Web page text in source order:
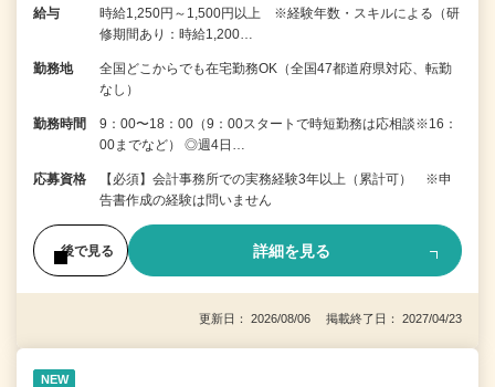
給与
時給1,250円～1,500円以上 ※経験年数・スキルによる（研
修期間あり：時給1,200…
勤務地
全国どこからでも在宅勤務OK（全国47都道府県対応、転勤
なし）
勤務時間
9：00〜18：00（9：00スタートで時短勤務は応相談※16：
00までなど） ◎週4日…
応募資格
【必須】会計事務所での実務経験3年以上（累計可） ※申
告書作成の経験は問いません
後で見る 詳細を見る
更新日： 2026/08/06 掲載終了日： 2027/04/23
NEW